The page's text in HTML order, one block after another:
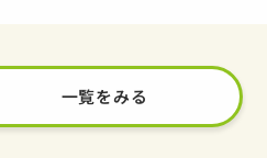
一覧をみる